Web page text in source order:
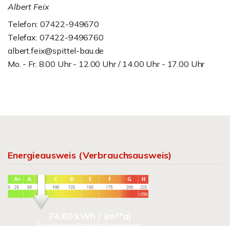
Albert Feix
Telefon: 07422-949670
Telefax: 07422-9496760
albert.feix@spittel-bau.de
Mo. - Fr. 8.00 Uhr - 12.00 Uhr / 14.00 Uhr - 17.00 Uhr
Energieausweis (Verbrauchsausweis)
74,60 kWh / (m²*a)